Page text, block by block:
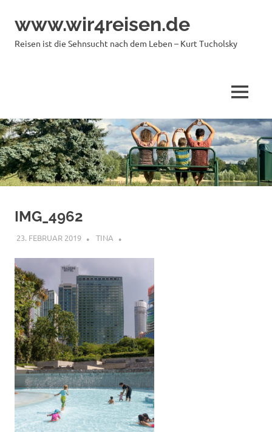
Inhaltwww.wir4reisen.de
Reisen ist die Sehnsucht nach dem Leben – Kurt Tucholsky
MENÜ
IMG_4962
23. FEBRUAR 2019 TINA